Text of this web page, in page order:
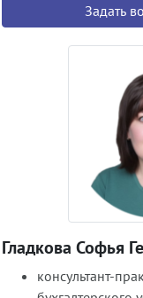
Задать
Гладкова Софья
консультант-